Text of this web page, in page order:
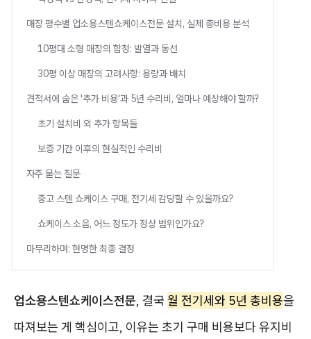
매장 평수별 업소용스텐쇼케이스전문 설치, 실제 총비용 분석
10평대 소형 매장의 함정: 발열과 동선
30평 이상 매장의 고려사항: 용량과 배치
견적서에 숨은 '추가 비용'과 5년 수리비, 얼마나 예상해야 할까?
초기 설치비 외 추가 항목들
보증 기간 이후의 현실적인 수리비
자주 묻는 질문
중고 스텐 쇼케이스 구매, 전기세 감당할 수 있을까요?
쇼케이스 소음, 어느 정도가 정상 범위인가요?
마무리하며: 현명한 최종 결정
업소용스텐쇼케이스전문, 결국 월 전기세와 5년 총비용을
따져보는 게 핵심이고, 이유는 초기 구매 비용보다 유지비